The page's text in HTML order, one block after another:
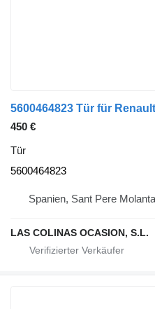
5600464823 Tür für
450 €
Tür
5600464823
Spanien, Sant Pere
LAS COLINAS OCASION, S.L.